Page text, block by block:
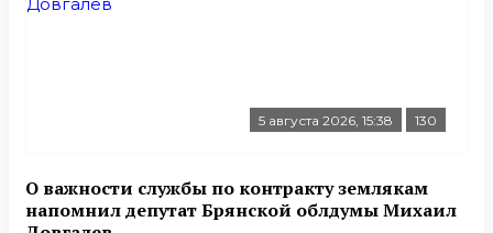
5 августа 2026, 15:38 130
О важности службы по контракту землякам
напомнил депутат Брянской облдумы Михаил